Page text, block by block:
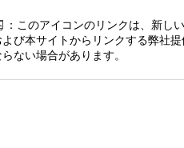
：このアイコンのリンクは、新し
び本サイトからリンクする弊社
ない場合があります。